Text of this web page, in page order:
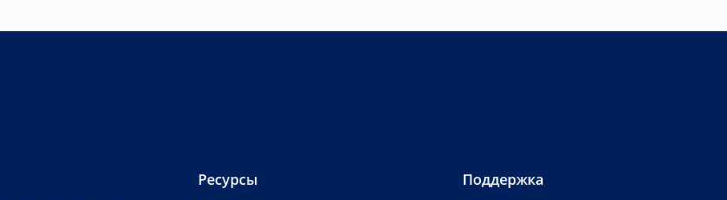
Ресурсы Поддержка